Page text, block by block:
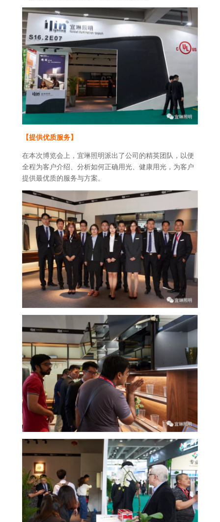
【提供优质服务】
在本次博览会上，宜琳照明派出了公司的精英团队，以便
全程为客户介绍、分析如何正确用光、健康用光，为客户
提供最优质的服务与方案。